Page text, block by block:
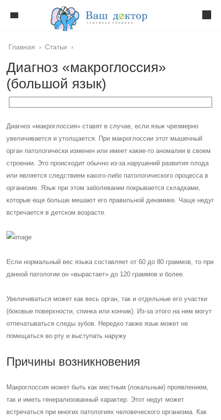
Главная › Статьи ›
Диагноз «макроглоссия»
(большой язык)
Диагноз «макроглоссия» ставят в случае, если язык чрезмерно
увеличивается и утолщается. При макроглоссии этот мышечный
орган патологически изменен или имеет какие-то аномалии в своем
строении. Это происходит обычно из-за нарушений развития плода
или является следствием какого-либо патологического процесса в
организме. Язык при этом заболевании покрывается складками,
которые еще больше мешают его правильной динамике. Чаще недуг
встречается в детском возрасте.
Если нормальный вес языка составляет от 60 до 80 граммов, то при
данной патологии он «вырастает» до 120 граммов и более.
Увеличиваться может как весь орган, так и отдельные его участки
(боковые поверхности, спинка или кончик). Из-за этого на нем могут
отпечатываться следы зубов. Нередко также язык может не
помещаться во рту и выступать наружу
Причины возникновения
Макроглоссия может быть как местным (локальным) проявлением,
так и иметь генерализованный характер. Этот недуг может
встречаться при многих патологиях человеческого организма. Как